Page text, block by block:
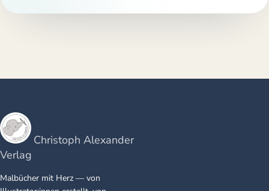
Christoph Alexander
Verlag
Malbücher mit Herz — von